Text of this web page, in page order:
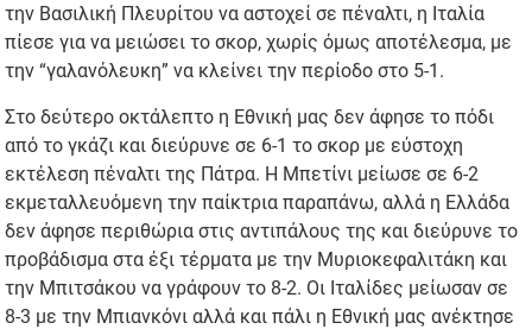
την Βασιλική Πλευρίτου να αστοχεί σε πέναλτι, η Ιταλία
πίεσε για να μειώσει το σκορ, χωρίς όμως αποτέλεσμα, με
την “γαλανόλευκη” να κλείνει την περίοδο στο 5-1.
Στο δεύτερο οκτάλεπτο η Εθνική μας δεν άφησε το πόδι
από το γκάζι και διεύρυνε σε 6-1 το σκορ με εύστοχη
εκτέλεση πέναλτι της Πάτρα. Η Μπετίνι μείωσε σε 6-2
εκμεταλλευόμενη την παίκτρια παραπάνω, αλλά η Ελλάδα
δεν άφησε περιθώρια στις αντιπάλους της και διεύρυνε το
προβάδισμα στα έξι τέρματα με την Μυριοκεφαλιτάκη και
την Μπιτσάκου να γράφουν το 8-2. Οι Ιταλίδες μείωσαν σε
8-3 με την Μπιανκόνι αλλά και πάλι η Εθνική μας ανέκτησε